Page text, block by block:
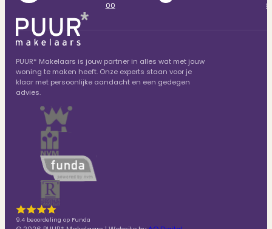
00
PUUR* Makelaars is jouw partner in alles wat met jouw
woning te maken heeft. Onze experts staan voor je
klaar met persoonlijke aandacht en een gedegen
advies.
9.4 beoordeling op Funda